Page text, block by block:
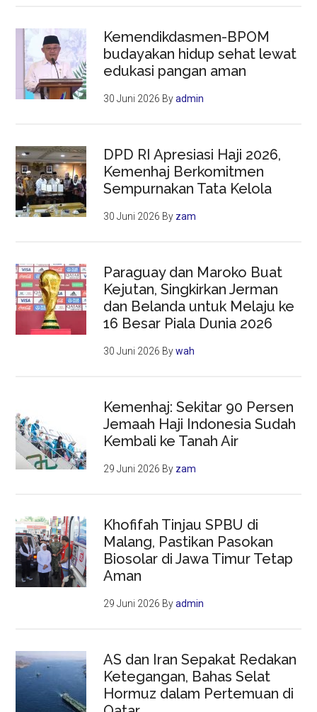
Kemendikdasmen-BPOM
budayakan hidup sehat lewat
edukasi pangan aman
30 Juni 2026 Byadmin
DPD RI Apresiasi Haji 2026,
Kemenhaj Berkomitmen
Sempurnakan Tata Kelola
30 Juni 2026 By zam
Paraguay dan Maroko Buat
Kejutan, Singkirkan Jerman
dan Belanda untuk Melaju ke
16 Besar Piala Dunia 2026
30 Juni 2026 Bywah
Kemenhaj: Sekitar 90 Persen
Jemaah Haji Indonesia Sudah
Kembali ke Tanah Air
29 Juni 2026 By zam
Khofifah Tinjau SPBU di
Malang, Pastikan Pasokan
Biosolar di Jawa Timur Tetap
Aman
29 Juni 2026 Byadmin
AS dan Iran Sepakat Redakan
Ketegangan, Bahas Selat
Hormuz dalam Pertemuan di